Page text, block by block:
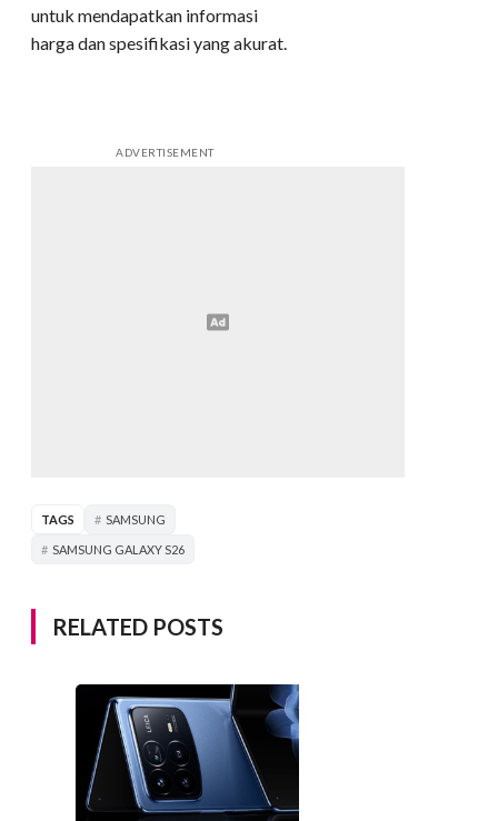
untuk mendapatkan informasi
harga dan spesifikasi yang akurat.
ADVERTISEMENT
TAGS SAMSUNG
SAMSUNG GALAXY S26
RELATED POSTS